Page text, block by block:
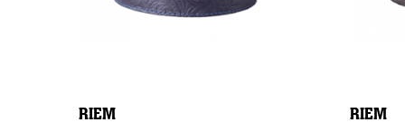
RIEM RIEM